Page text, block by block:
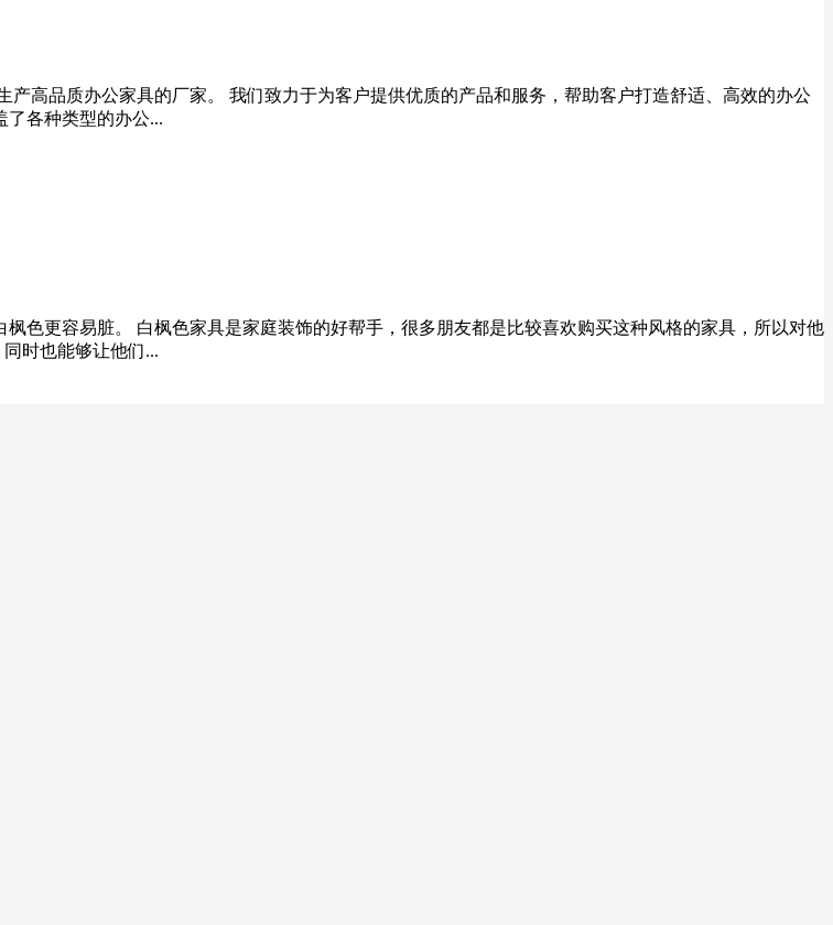
高品质办公家具的厂家。 我们致力于为客户提供优质的产品和服务，帮助客户打造舒适、高效的办公
了各种类型的办公...
色更容易脏。 白枫色家具是家庭装饰的好帮手，很多朋友都是比较喜欢购买这种风格的家具，所以对他
时也能够让他们...